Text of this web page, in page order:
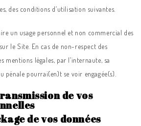
des conditions d’utilisation suivantes.
un usage personnel et non commercial des
le Site. En cas de non-respect des
mentions légales, par l’internaute, sa
pénale pourrai(en)t se voir engagée(s).
de vos
de vos données